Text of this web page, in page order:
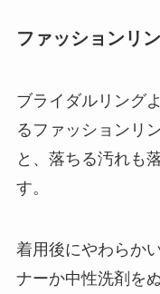
ファッションリ
ブライダルリング
るファッションリ
と、落ちる汚れも
す。
着用後にやわらか
ナーか中性洗剤を